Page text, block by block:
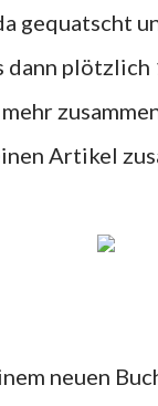
gequatscht
Artikel